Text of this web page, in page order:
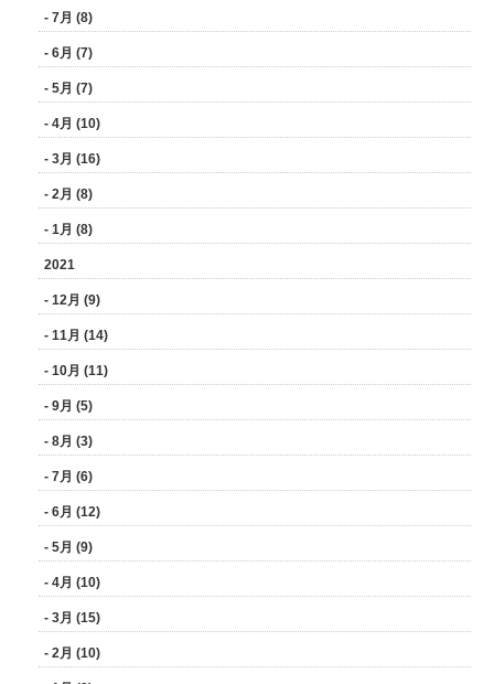
- 7月 (8)
- 6月 (7)
- 5月 (7)
- 4月 (10)
- 3月 (16)
- 2月 (8)
- 1月 (8)
2021
- 12月 (9)
- 11月 (14)
- 10月 (11)
- 9月 (5)
- 8月 (3)
- 7月 (6)
- 6月 (12)
- 5月 (9)
- 4月 (10)
- 3月 (15)
- 2月 (10)